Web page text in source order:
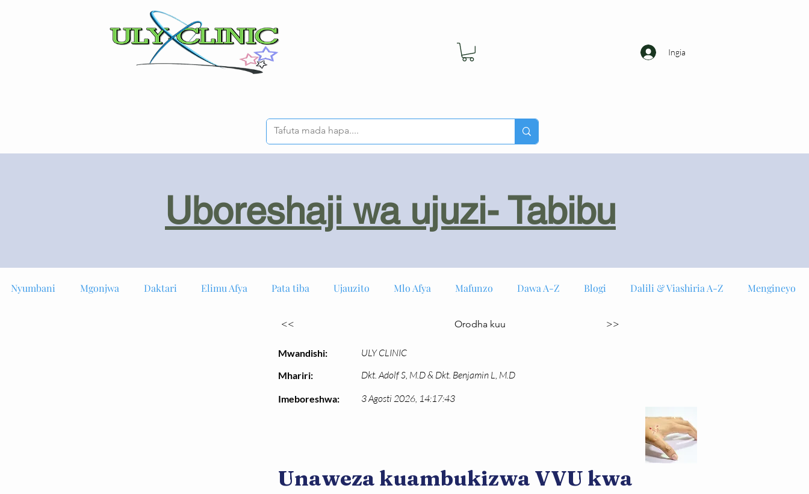
Ingia
Uboreshaji wa ujuzi- Tabibu
Nyumbani Mgonjwa Daktari Elimu Afya Pata tiba Ujauzito Mlo Afya Mafunzo Dawa A-Z Blogi Dalili & Viashiria A-Z Mengineyo
<<
Mwandishi:
Mhariri:
Imeboreshwa:
Orodha kuu >>
ULY CLINIC
Dkt. Adolf S, M.D & Dkt. Benjamin L, M.D
3 Agosti 2026, 14:17:43
Unaweza kuambukizwa VVU kwa